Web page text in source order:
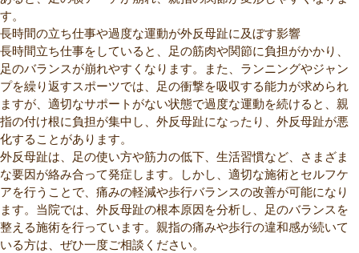
す。
長時間の立ち仕事や過度な運動が外反母趾に及ぼす影響
長時間立ち仕事をしていると、足の筋肉や関節に負担がかかり、
足のバランスが崩れやすくなります。また、ランニングやジャン
プを繰り返すスポーツでは、足の衝撃を吸収する能力が求められ
ますが、適切なサポートがない状態で過度な運動を続けると、親
指の付け根に負担が集中し、外反母趾になったり、外反母趾が悪
化することがあります。
外反母趾は、足の使い方や筋力の低下、生活習慣など、さまざま
な要因が絡み合って発症します。しかし、適切な施術とセルフケ
アを行うことで、痛みの軽減や歩行バランスの改善が可能になり
ます。当院では、外反母趾の根本原因を分析し、足のバランスを
整える施術を行っています。親指の痛みや歩行の違和感が続いて
いる方は、ぜひ一度ご相談ください。